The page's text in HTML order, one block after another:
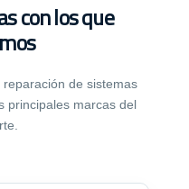
con los que
de sistemas
principales marcas del